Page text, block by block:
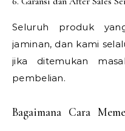
Seluruh produk
jaminan, dan kami
jika ditemukan
pembelian.
Bagaimana Cara